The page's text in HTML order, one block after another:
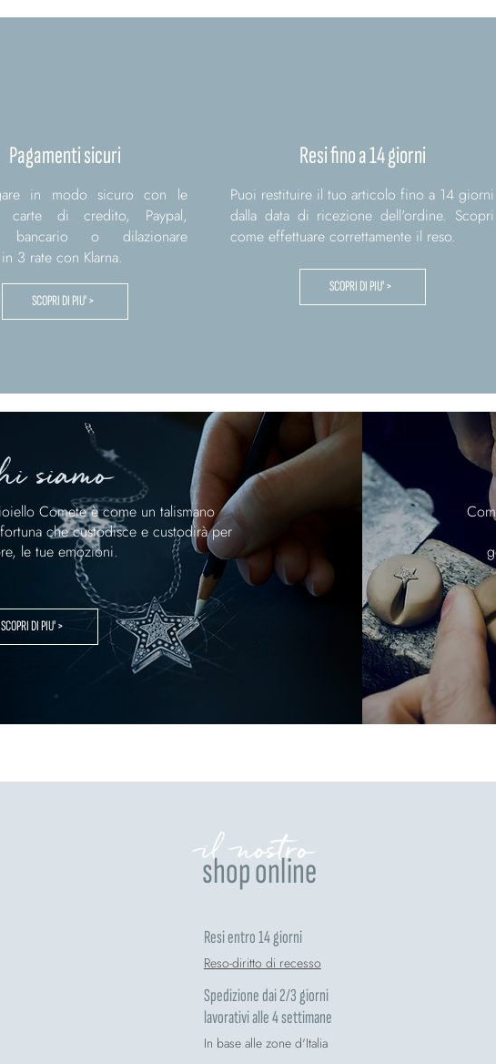
Pagamenti sicuri
in modo sicuro con le
carte di credito, Paypal,
bancario o dilazionare
3 rate con Klarna.
SCOPRI DI PIU' >
Resi fino a 14 giorni
Puoi restituire il tuo articolo fino a 14 giorni
dalla data di ricezione dell'ordine. Scopri
come effettuare correttamente il reso.
SCOPRI DI PIU' >
siamo
Comete è come un talismano
che custodisce e custodirà per
le tue emozioni.
SCOPRI DI PIU' >
il nostro
shop online
Resi entro 14 giorni
Reso-diritto di recesso
Spedizione dai 2/3 giorni
lavorativi alle 4 settimane
In base alle zone d'Italia